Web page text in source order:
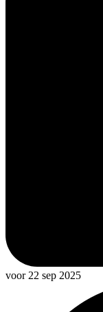
voor 22 sep 2025